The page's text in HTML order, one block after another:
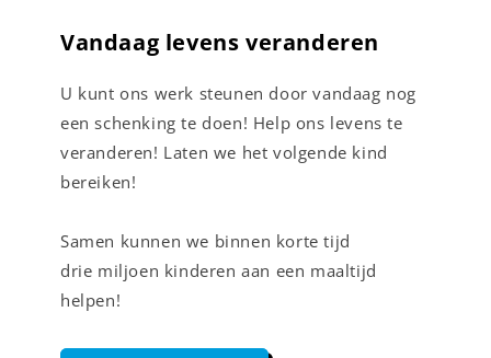
Vandaag levens veranderen
U kunt ons werk steunen door vandaag nog
een schenking te doen! Help ons levens te
veranderen! Laten we het volgende kind
bereiken!
Samen kunnen we binnen korte tijd
drie miljoen kinderen aan een maaltijd
helpen!